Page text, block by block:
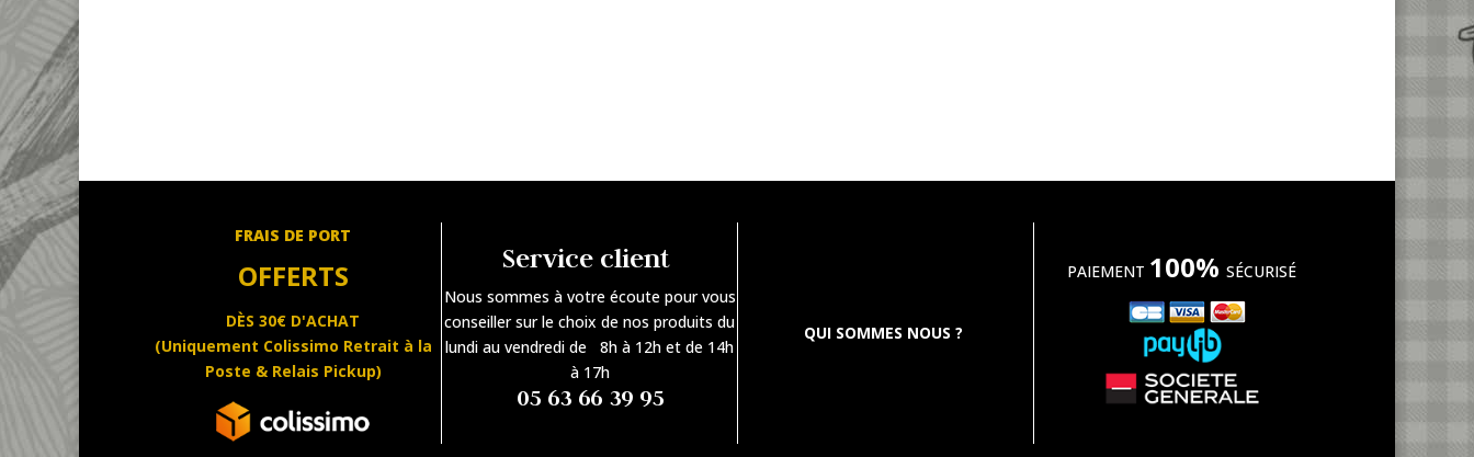
FRAIS DE PORT
OFFERTS
DÈS 30€ D'ACHAT
(Uniquement Colissimo Retrait à la
Poste & Relais Pickup)
Service client
Nous sommes à votre écoute pour vous
conseiller sur le choix de nos produits du
lundi au vendredi de 8h à 12h et de 14h
à 17h
05 63 66 39 95
QUI SOMMES NOUS ?
PAIEMENT 100% SÉCURISÉ